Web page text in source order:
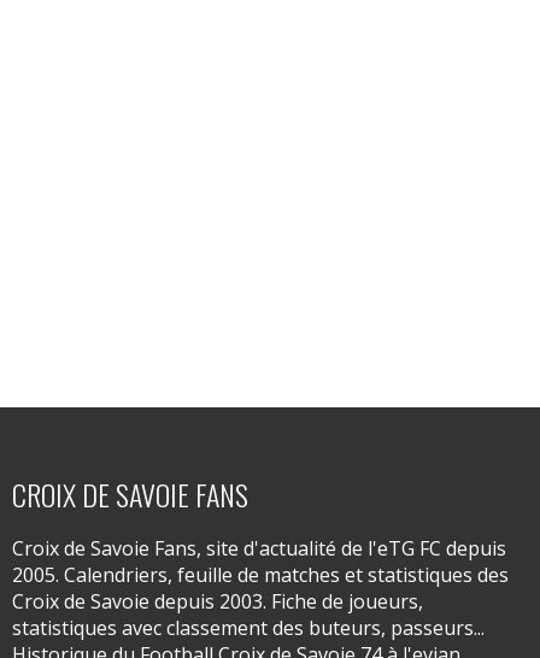
CROIX DE SAVOIE FANS
Croix de Savoie Fans, site d'actualité de l'eTG FC depuis
2005. Calendriers, feuille de matches et statistiques des
Croix de Savoie depuis 2003. Fiche de joueurs,
statistiques avec classement des buteurs, passeurs...